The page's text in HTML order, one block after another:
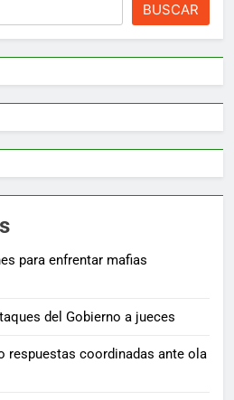
BUSCAR
para enfrentar mafias
del Gobierno a jueces
respuestas coordinadas ante ola